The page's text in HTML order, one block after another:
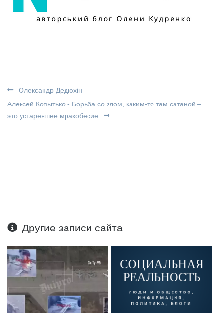
Олександр Дедюхін
Алексей Копытько - Борьба со злом, каким-то там сатаной –
это устаревшее мракобесие
Другие записи сайта